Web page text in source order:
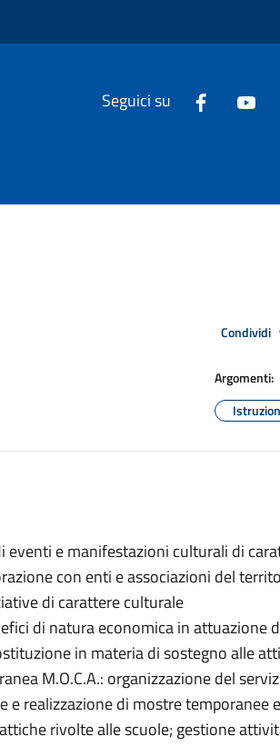
Seguici su
Condividi
Argomenti:
eventi e manifestazioni culturali di
con enti e associazioni del
di carattere culturale
di natura economica in attuazione
in materia di sostegno alle
M.O.C.A.: organizzazione del
e realizzazione di mostre temporanee
rivolte alle scuole; gestione